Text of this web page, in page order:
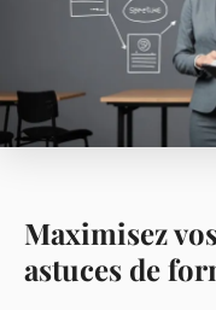
Maximisez
astuces de